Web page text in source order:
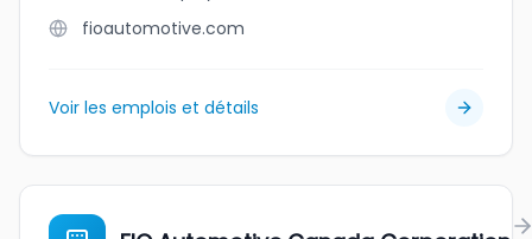
fioautomotive.com
Voir les emplois et détails